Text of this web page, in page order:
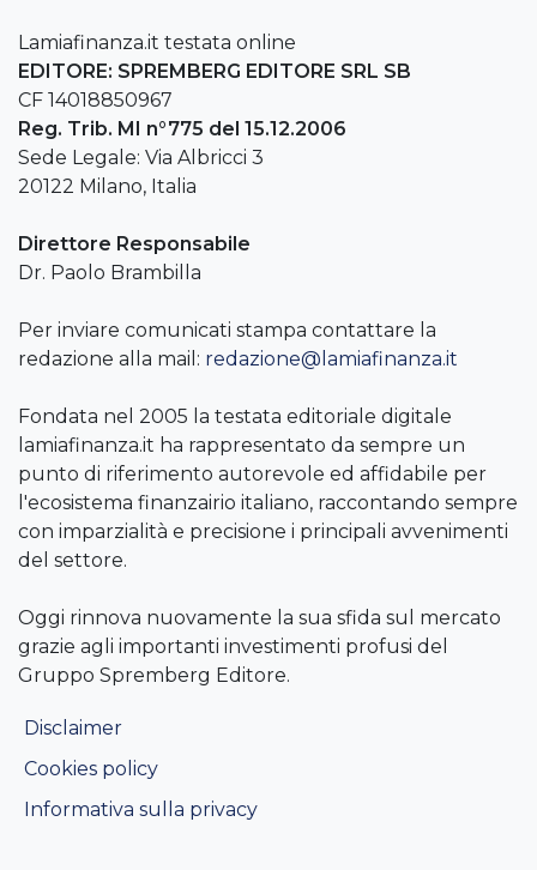
Lamiafinanza.it testata online
EDITORE: SPREMBERG EDITORE SRL SB
CF 14018850967
Reg. Trib. MI n°775 del 15.12.2006
Sede Legale: Via Albricci 3
20122 Milano, Italia
Direttore Responsabile
Dr. Paolo Brambilla
Per inviare comunicati stampa contattare la
redazione alla mail: redazione@lamiafinanza.it
Fondata nel 2005 la testata editoriale digitale
lamiafinanza.it ha rappresentato da sempre un
punto di riferimento autorevole ed affidabile per
l'ecosistema finanzairio italiano, raccontando sempre
con imparzialità e precisione i principali avvenimenti
del settore.
Oggi rinnova nuovamente la sua sfida sul mercato
grazie agli importanti investimenti profusi del
Gruppo Spremberg Editore.
Disclaimer
Cookies policy
Informativa sulla privacy